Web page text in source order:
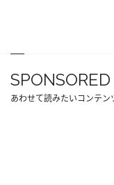
SPONSORED
あわせて読みたいコンテン